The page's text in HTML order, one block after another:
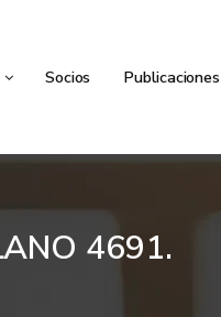
Socios
4691.